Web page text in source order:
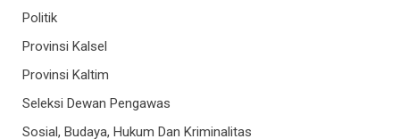
Politik
Provinsi Kalsel
Provinsi Kaltim
Seleksi Dewan Pengawas
Sosial, Budaya, Hukum Dan Kriminalitas